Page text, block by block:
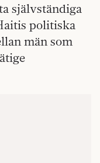
självständiga
politiska
män som